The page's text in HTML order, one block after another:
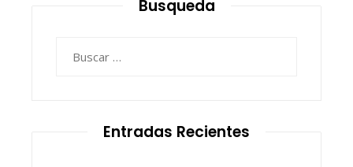
Busqueda
Entradas Recientes